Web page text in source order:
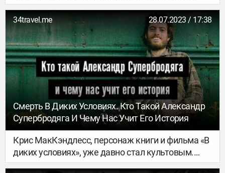
путешествует на самолетах. Многие
авиакомпании мечтают войти в один из этих
альянсов и подолгу ожидают того, что их примут
в заветное объединение. Почему во времена
повсеместной конкуренции авиакомпаниям
выгодно вступать в объединения, как это влияет
на национальные интересы разных стран, и
какая польза от всего этого пассажирам –
разбираемся, для чего нужны альянсы
авиакомпаний.
34travel.me 28.07.2023 / 17:38
Смерть В Диких Условиях. Кто Такой Александр
Супербродяга И Чему Нас Учит Его История
Крис МакКэндлесс, персонаж книги и фильма «В
диких условиях», уже давно стал культовым.
Сотни молодых людей подписываются